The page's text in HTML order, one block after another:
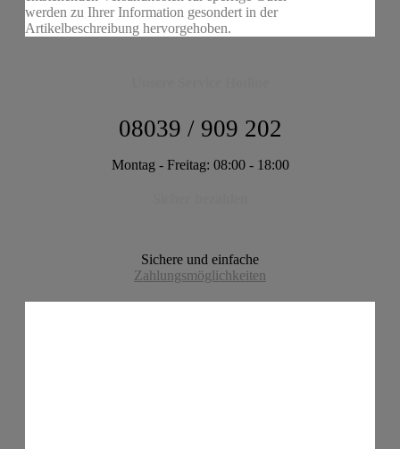
werden zu Ihrer Information gesondert in der
Artikelbeschreibung hervorgehoben.
08039 / 909 202
Montag - Freitag: 08:00 - 18:00
Sichere und einfache
Zahlungsmöglichkeiten